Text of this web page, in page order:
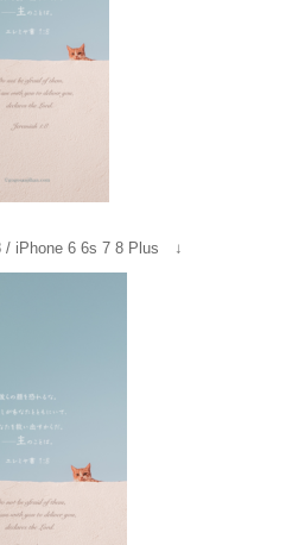
iPhone 6 6s 7 8 Plus ↓